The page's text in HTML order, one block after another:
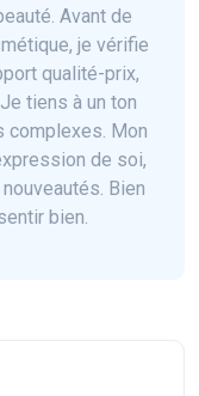
Avant de
je vérifie
qualité-prix,
tiens à un ton
complexes. Mon
de soi,
Bien
bien.